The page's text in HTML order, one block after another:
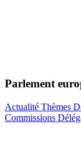
Parlement
Actualité Thèmes
Commissions